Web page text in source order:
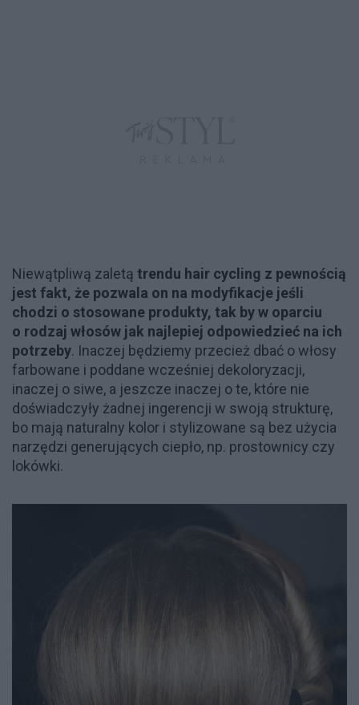
Niewątpliwą zaletą trendu hair cycling z pewnością
jest fakt, że pozwala on na modyfikacje jeśli
chodzi o stosowane produkty, tak by w oparciu
o rodzaj włosów jak najlepiej odpowiedzieć na ich
potrzeby. Inaczej będziemy przecież dbać o włosy
farbowane i poddane wcześniej dekoloryzacji,
inaczej o siwe, a jeszcze inaczej o te, które nie
doświadczyły żadnej ingerencji w swoją strukturę,
bo mają naturalny kolor i stylizowane są bez użycia
narzędzi generujących ciepło, np. prostownicy czy
lokówki.